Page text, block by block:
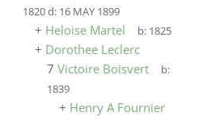
1820d: 16 MAY 1899
+ Heloise Martel b: 1825
+ Dorothee Leclerc
7 Victoire Boisvert
b:
1839
+ Henry A Fournier